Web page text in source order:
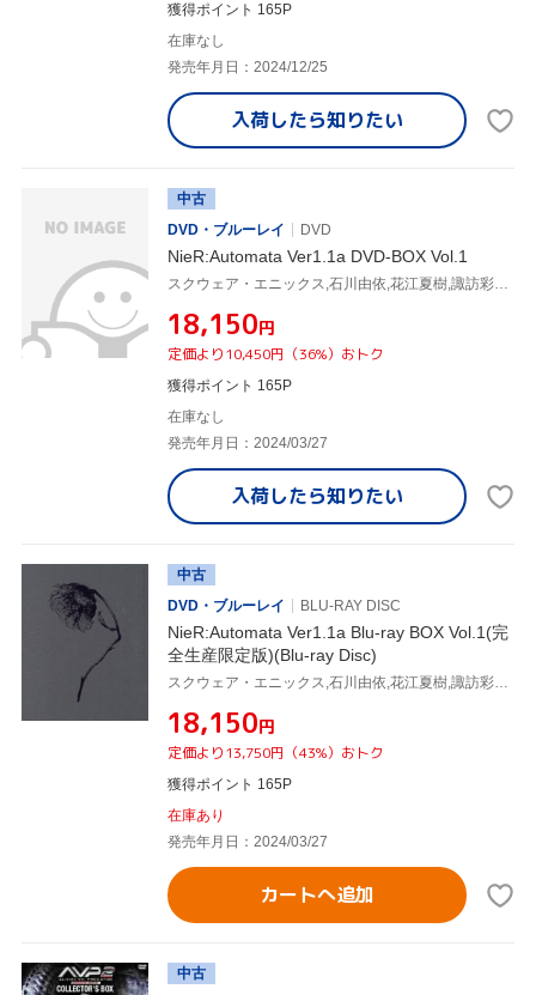
獲得ポイント 165P
在庫なし
発売年月日：2024/12/25
入荷したら知りたい
中古
DVD・ブルーレイ
DVD
NieR:Automata Ver1.1a DVD-BOX Vol.1
スクウェア・エニックス,石川由依,花江夏樹,諏訪彩花,安元洋貴,あきやまかおる,中井準,MONACA
¥18,150円
定価より10,450円（36%）おトク
獲得ポイント 165P
在庫なし
発売年月日：2024/03/27
入荷したら知りたい
中古
DVD・ブルーレイ
BLU-RAY DISC
NieR:Automata Ver1.1a Blu-ray BOX Vol.1(完
全生産限定版)(Blu-ray Disc)
スクウェア・エニックス,石川由依,花江夏樹,諏訪彩花,安元洋貴,あきやまかおる,中井準,MONACA
¥18,150円
定価より13,750円（43%）おトク
獲得ポイント 165P
在庫あり
発売年月日：2024/03/27
カートへ追加
中古